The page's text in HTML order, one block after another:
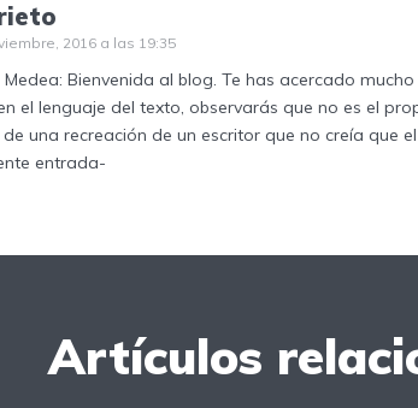
2016 a las 19:35
Medea: Bienvenida al blog. Te has acercado
el lenguaje del texto, observarás que no es el
una recreación de un escritor que no creía que
entrada-
Artículos